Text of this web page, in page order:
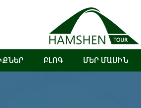
ԲԼՈԳ ՄԵՐ ՄԱՍԻՆ